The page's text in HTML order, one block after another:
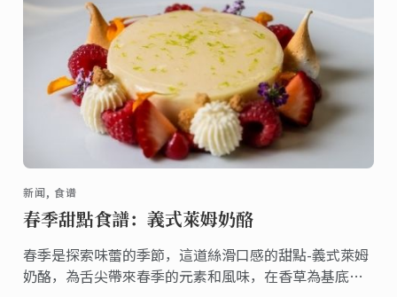
新闻, 食谱
春季甜點食譜：義式萊姆奶酪
春季是探索味蕾的季節，這道絲滑口感的甜點-義式萊姆
奶酪，為舌尖帶來春季的元素和風味，在香草為基底的